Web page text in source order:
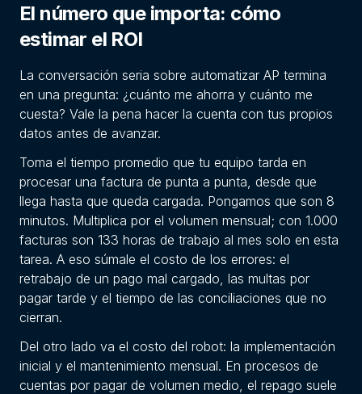
El número que importa: cómo
estimar el ROI
La conversación seria sobre automatizar AP termina
en una pregunta: ¿cuánto me ahorra y cuánto me
cuesta? Vale la pena hacer la cuenta con tus propios
datos antes de avanzar.
Toma el tiempo promedio que tu equipo tarda en
procesar una factura de punta a punta, desde que
llega hasta que queda cargada. Pongamos que son 8
minutos. Multiplica por el volumen mensual; con 1.000
facturas son 133 horas de trabajo al mes solo en esta
tarea. A eso súmale el costo de los errores: el
retrabajo de un pago mal cargado, las multas por
pagar tarde y el tiempo de las conciliaciones que no
cierran.
Del otro lado va el costo del robot: la implementación
inicial y el mantenimiento mensual. En procesos de
cuentas por pagar de volumen medio, el repago suele